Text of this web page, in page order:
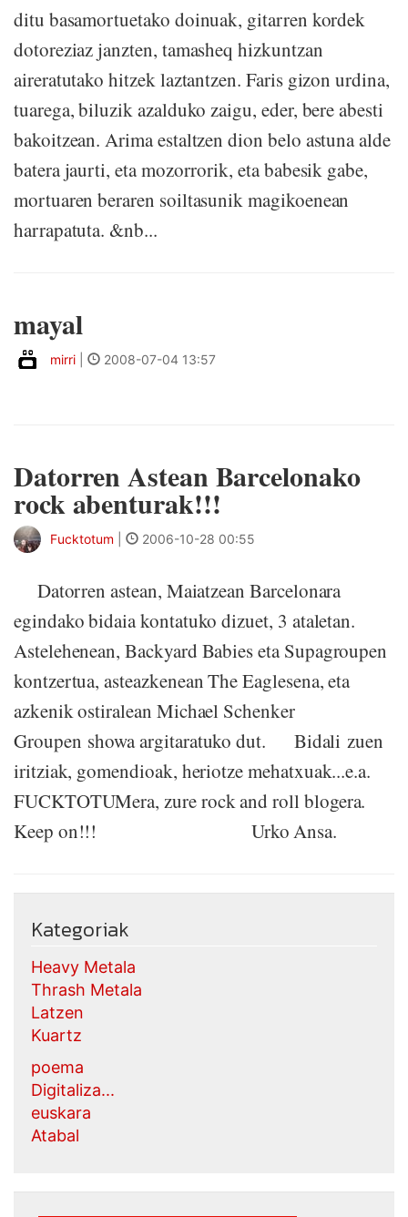
ditu basamortuetako doinuak, gitarren kordek
dotoreziaz janzten, tamasheq hizkuntzan
aireratutako hitzek laztantzen. Faris gizon urdina,
tuarega, biluzik azalduko zaigu, eder, bere abesti
bakoitzean. Arima estaltzen dion belo astuna alde
batera jaurti, eta mozorrorik, eta babesik gabe,
mortuaren beraren soiltasunik magikoenean
harrapatuta. &nb...
mayal
mirri 2008-07-04 13:57
Datorren Astean Barcelonako
rock abenturak!!!
Fucktotum 2006-10-28 00:55
Datorren astean, Maiatzean Barcelonara
egindako bidaia kontatuko dizuet, 3 ataletan.
Astelehenean, Backyard Babies eta Supagroupen
kontzertua, asteazkenean The Eaglesena, eta
azkenik ostiralean Michael Schenker
Groupen showa argitaratuko dut. Bidali zuen
iritziak, gomendioak, heriotze mehatxuak...e.a.
FUCKTOTUMera, zure rock and roll blogera.
Keep on!!! Urko Ansa.
Kategoriak
Heavy Metala
Thrash Metala
Latzen
Kuartz
poema
Digitaliza...
euskara
Atabal